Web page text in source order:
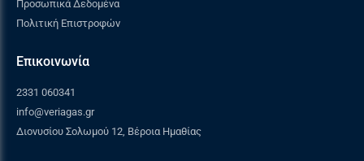
Προσωπικά Δεδομένα
Πολιτική Επιστροφών
Επικοινωνία
2331 060341
info@veriagas.gr
Διονυσίου Σολωμού 12, Βέροια Ημαθίας